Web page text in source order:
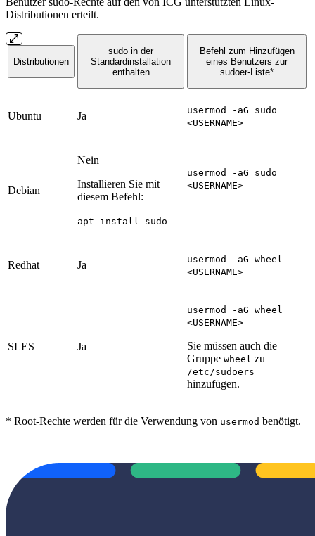
Distributionen erteilt.
Distributionen
sudo in der
Standardinstallation
enthalten
Befehl zum Hinzufügen
eines Benutzers zur
sudoer-Liste*
Ubuntu Ja
usermod -aG sudo
<USERNAME>
Debian
Nein
Installieren Sie mit
diesem Befehl:
apt install sudo
usermod -aG sudo
<USERNAME>
Redhat Ja
usermod -aG wheel
<USERNAME>
SLES Ja
usermod -aG wheel
<USERNAME>
Sie müssen auch die
Gruppe wheel zu
/etc/sudoers
hinzufügen.
* Root-Rechte werden für die Verwendung von usermod benötigt.